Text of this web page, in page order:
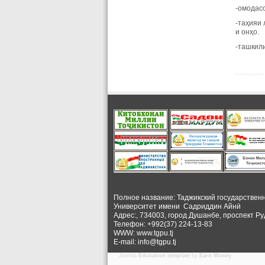
-
-таҳияи
и онҳо.
-
Полное название: Таджикский
Университет имени Садриддин Айнӣ
Адрес:, 734003, город Душанбе, проспект
Телефон: +992(37) 224-13-83
WWW: www.tgpu.tj
E-mail: info@tgpu.tj
Joomla Education template by Earn Money.